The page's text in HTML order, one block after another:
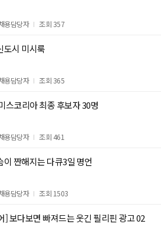
용담당자 조회 357
도시 미시룩
용담당자 조회 365
스코리아 최종 후보자 30명
용담당자 조회 461
이 짠해지는 다큐3일 명언
용담당자 조회 1503
] 보다보면 빠져드는 웃긴 필리핀 광고 02